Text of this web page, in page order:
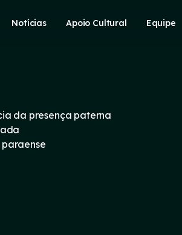
Notícias Apoio Cultural Equipe
da presença paterna